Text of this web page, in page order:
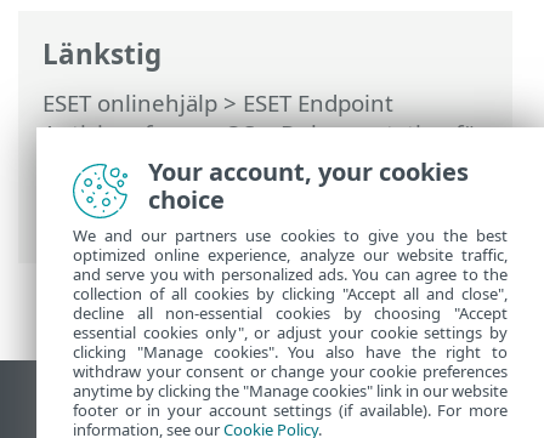
Länkstig
ESET onlinehjälp>ESET Endpoint
Antivirus for macOS>Dokumentation för
fjärrhanterade endpoints >
Produktkonfiguration i ESET PROTECT On-
Prem> Verktyg > Loggfiler
Visa skrivbords-webbplats
Your account, your cookies
choice
We and our partners use cookies to give you the best
optimized online experience, analyze our website traffic,
and serve you with personalized ads. You can agree to the
collection of all cookies by clicking "Accept all and close",
decline all non-essential cookies by choosing "Accept
essential cookies only", or adjust your cookie settings by
clicking "Manage cookies". You also have the right to
withdraw your consent or change your cookie preferences
anytime by clicking the "Manage cookies" link in our website
footer or in your account settings (if available). For more
information, see ourCookie Policy.